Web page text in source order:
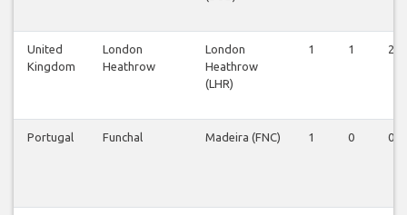
United
Kingdom
London
Heathrow
London
Heathrow
(LHR)
1 1 2
Portugal Funchal Madeira (FNC) 1 0 0